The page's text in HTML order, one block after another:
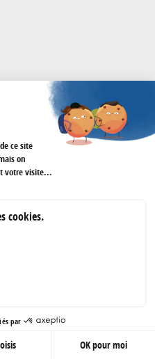
UN DEVIS